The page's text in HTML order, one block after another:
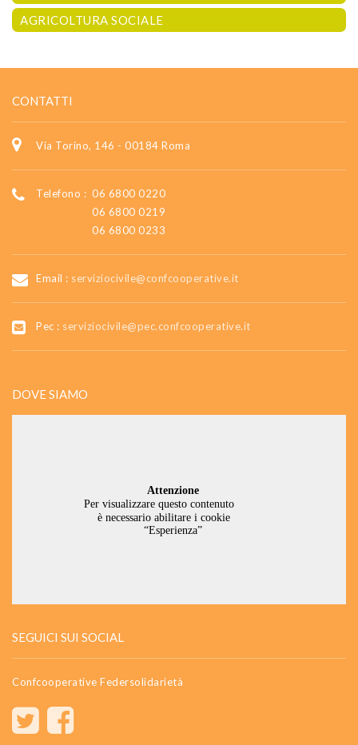
AGRICOLTURA SOCIALE
CONTATTI
Via Torino, 146 - 00184 Roma
Telefono : 06 6800 0220
06 6800 0219
06 6800 0233
Email : serviziocivile@confcooperative.it
Pec : serviziocivile@pec.confcooperative.it
DOVE SIAMO
SEGUICI SUI SOCIAL
Confcooperative Federsolidarietà